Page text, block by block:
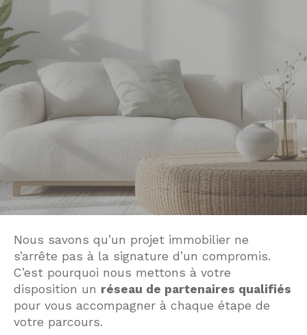
Nous savons qu’un projet immobilier ne
s’arrête pas à la signature d’un compromis.
C’est pourquoi nous mettons à votre
disposition un réseau de partenaires qualifiés
pour vous accompagner à chaque étape de
votre parcours.